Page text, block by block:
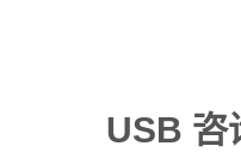
USB 咨